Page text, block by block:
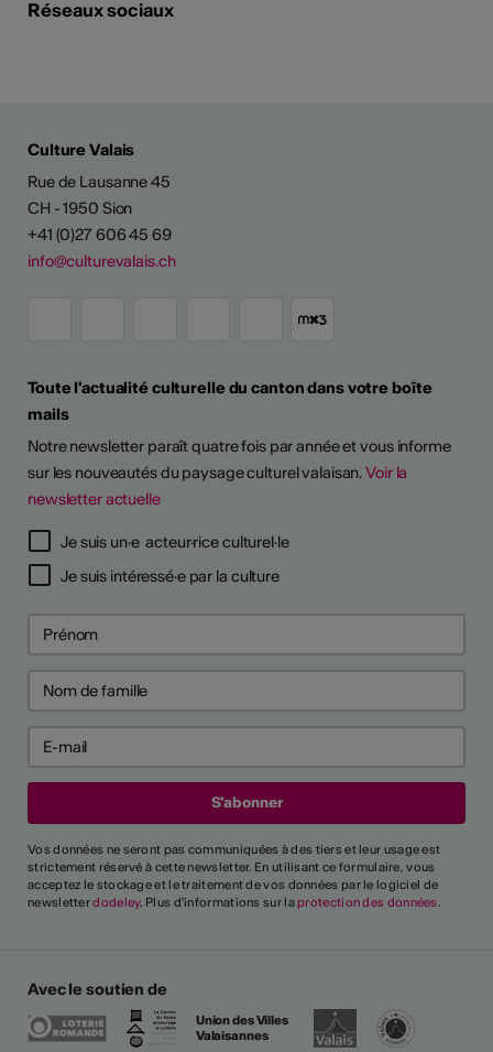
D'ARTISTES
Réseaux sociaux
Culture Valais
Rue de Lausanne 45
CH - 1950 Sion
+41 (0)27 606 45 69
info@culturevalais.ch
Toute l'actualité culturelle du canton dans votre boîte
mails
Notre newsletter paraît quatre fois par année et vous informe
sur les nouveautés du paysage culturel valaisan.Voir la
newsletter actuelle
Je suis un·e acteur·rice culturel·le
Je suis intéressé·e par la culture
Vos données ne seront pas communiquées à des tiers et leur usage est
strictement réservé à cette newsletter. En utilisant ce formulaire, vous
acceptez le stockage et le traitement de vos données par le logiciel de
newsletterdodeley. Plus d'informations sur la protection des données.
Avec le soutien de
Union des Villes
Valaisannes